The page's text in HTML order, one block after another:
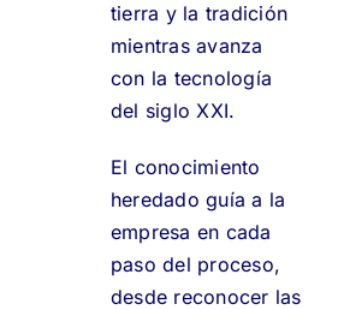
tierra y la tradición
mientras avanza
con la tecnología
del siglo XXI.
El conocimiento
heredado guía a la
empresa en cada
paso del proceso,
desde reconocer las